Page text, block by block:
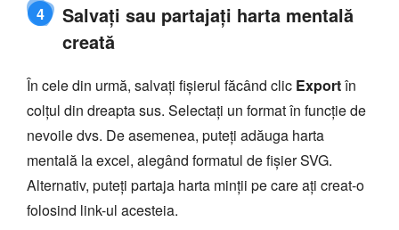
4
Salvați sau partajați harta mentală
creată
În cele din urmă, salvați fișierul făcând clic Exportîn
colțul din dreapta sus. Selectați un format în funcție de
nevoile dvs. De asemenea, puteți adăuga harta
mentală la excel, alegând formatul de fișier SVG.
Alternativ, puteți partaja harta minții pe care ați creat-o
folosind link-ul acesteia.